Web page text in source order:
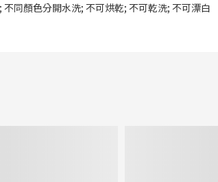
不同顏色分開水洗; 不可烘乾; 不可乾洗; 不可漂白